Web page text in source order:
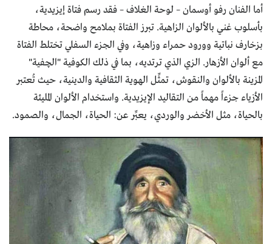
أما الفنان رفو أوسمان – لوحة الغلاف – فقد رسم فتاة إيزيدية،
بأسلوب غني بالألوان الزاهية. تبرز الفتاة بملامح واضحة، محاطة
بزخارف نباتية وورود حمراء وزاهية، وفي الجزء السفلي تختلط الفتاة
مع ألوان الأزهار. الزي الذي ترتديه، بما في ذلك الكوفية "الچفية"
المزينة بالألوان والنقوش، تمثِّل الهوية الثقافية والدينية، حيث تُعتبر
الأزياء جزءاً مهماً من التقاليد الإيزيدية. واستخدام الألوان المليئة
بالحياة، مثل الأخضر والوردي، يعبِّر عن: الحياة، الجمال، والصمود.